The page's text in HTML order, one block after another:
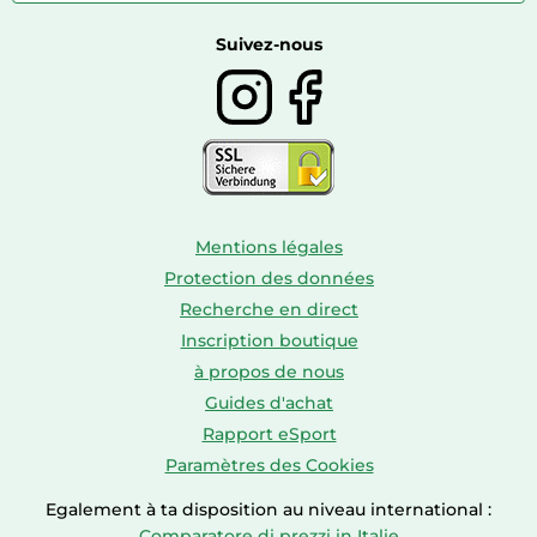
Suivez-nous
Mentions légales
Protection des données
Recherche en direct
Inscription boutique
à propos de nous
Guides d'achat
Rapport eSport
Paramètres des Cookies
Egalement à ta disposition au niveau international :